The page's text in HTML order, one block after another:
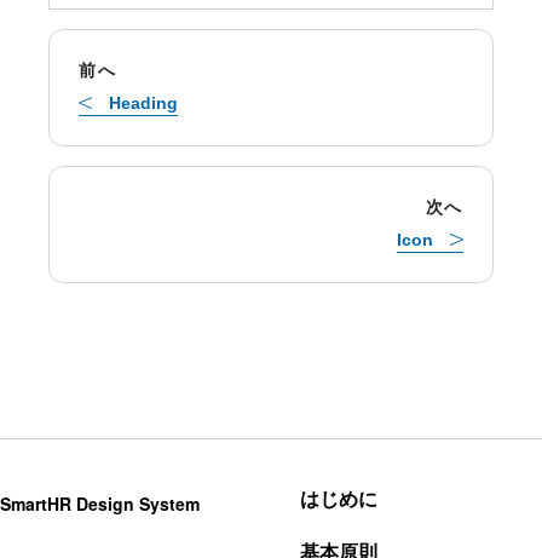
前へ
Heading
次へ
Icon
SmartHR Design System はじめに
基本原則